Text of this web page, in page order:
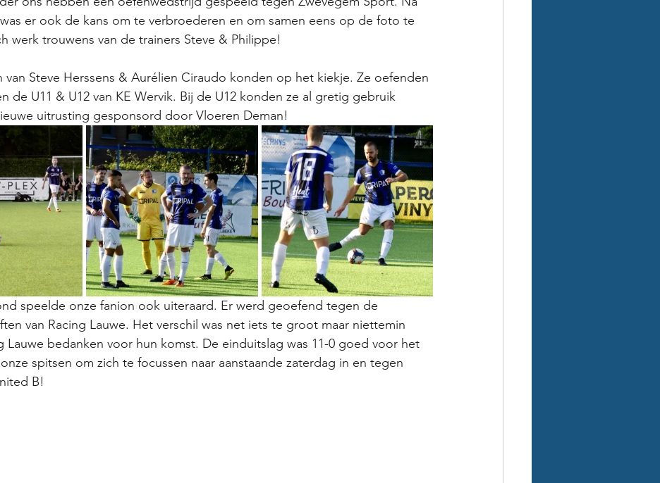
er ook de kans om te verbroederen en om samen eens op de foto te
werk trouwens van de trainers Steve & Philippe!
Steve Herssens & Aurélien Ciraudo konden op het kiekje. Ze oefenden
de U11 & U12 van KE Wervik. Bij de U12 konden ze al gretig gebruik
uitrusting gesponsord door Vloeren Deman!
speelde onze fanion ook uiteraard. Er werd geoefend tegen de
van Racing Lauwe. Het verschil was net iets te groot maar niettemin
Lauwe bedanken voor hun komst. De einduitslag was 11-0 goed voor het
spitsen om zich te focussen naar aanstaande zaterdag in en tegen
B!